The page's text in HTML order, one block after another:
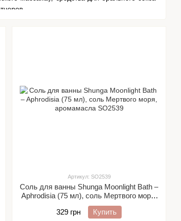
Артикул: SO2539
Соль для ванны Shunga Moonlight Bath –
Aphrodisia (75 мл), соль Мертвого моря,
аромамасла
329 грн
Купить